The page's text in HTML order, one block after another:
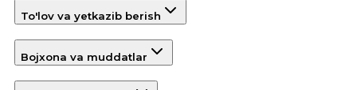
To'lov va yetkazib berish
Bojxona va muddatlar